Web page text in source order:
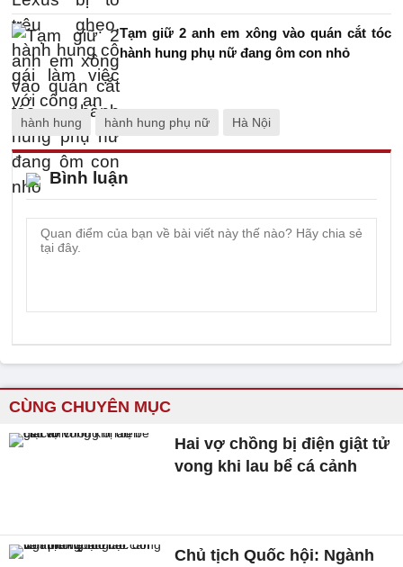
Tạm giữ 2 anh em xông vào quán cắt tóc
hành hung phụ nữ đang ôm con nhỏ
hành hung hành hung phụ nữ Hà Nội
Bình luận
CÙNG CHUYÊN MỤC
Hai vợ chồng bị điện giật tử
vong khi lau bể cá cảnh
Chủ tịch Quốc hội: Ngành